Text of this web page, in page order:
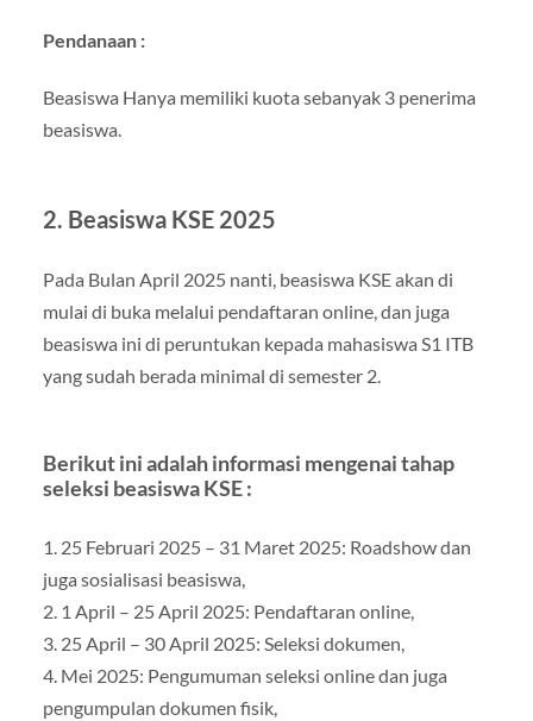
Pendanaan :
Beasiswa Hanya memiliki kuota sebanyak 3 penerima
beasiswa.
2. Beasiswa KSE 2025
Pada Bulan April 2025 nanti, beasiswa KSE akan di
mulai di buka melalui pendaftaran online, dan juga
beasiswa ini di peruntukan kepada mahasiswa S1 ITB
yang sudah berada minimal di semester 2.
Berikut ini adalah informasi mengenai tahap
seleksi beasiswa KSE :
1. 25 Februari 2025 – 31 Maret 2025: Roadshow dan
juga sosialisasi beasiswa,
2. 1 April – 25 April 2025: Pendaftaran online,
3. 25 April – 30 April 2025: Seleksi dokumen,
4. Mei 2025: Pengumuman seleksi online dan juga
pengumpulan dokumen fisik,